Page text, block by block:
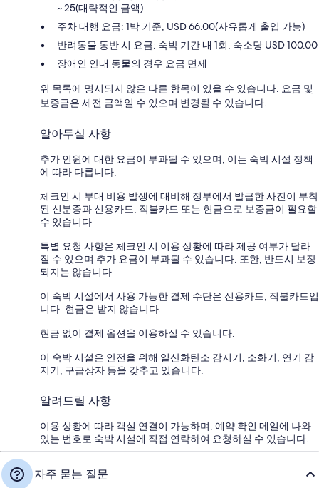
~ 25(대략적인 금액)
주차 대행 요금: 1박 기준, USD 66.00(자유롭게 출입 가능)
반려동물 동반 시 요금: 숙박 기간 내 1회, 숙소당 USD 100.00
장애인 안내 동물의 경우 요금 면제
위 목록에 명시되지 않은 다른 항목이 있을 수 있습니다. 요금 및
보증금은 세전 금액일 수 있으며 변경될 수 있습니다.
알아두실 사항
추가 인원에 대한 요금이 부과될 수 있으며, 이는 숙박 시설 정책
에 따라 다릅니다.
체크인 시 부대 비용 발생에 대비해 정부에서 발급한 사진이 부착
된 신분증과 신용카드, 직불카드 또는 현금으로 보증금이 필요할
수 있습니다.
특별 요청 사항은 체크인 시 이용 상황에 따라 제공 여부가 달라
질 수 있으며 추가 요금이 부과될 수 있습니다. 또한, 반드시 보장
되지는 않습니다.
이 숙박 시설에서 사용 가능한 결제 수단은 신용카드, 직불카드입
니다. 현금은 받지 않습니다.
현금 없이 결제 옵션을 이용하실 수 있습니다.
이 숙박 시설은 안전을 위해 일산화탄소 감지기, 소화기, 연기 감
지기, 구급상자 등을 갖추고 있습니다.
알려드릴 사항
이용 상황에 따라 객실 연결이 가능하며, 예약 확인 메일에 나와
있는 번호로 숙박 시설에 직접 연락하여 요청하실 수 있습니다.
자주 묻는 질문